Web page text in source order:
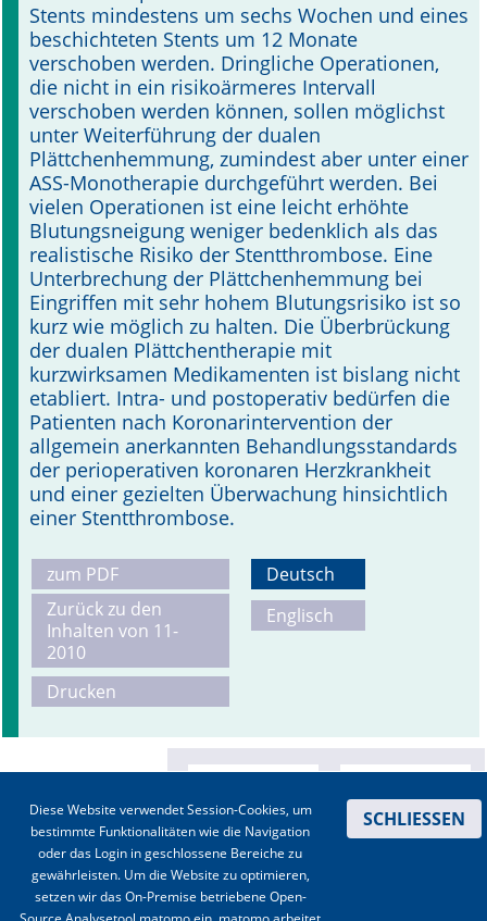
Stents mindestens um sechs Wochen und eines
beschichteten Stents um 12 Monate
verschoben werden. Dringliche Operationen,
die nicht in ein risikoärmeres Intervall
verschoben werden können, sollen möglichst
unter Weiterführung der dualen
Plättchenhemmung, zumindest aber unter einer
ASS-Monotherapie durchgeführt werden. Bei
vielen Operationen ist eine leicht erhöhte
Blutungsneigung weniger bedenklich als das
realistische Risiko der Stentthrombose. Eine
Unterbrechung der Plättchenhemmung bei
Eingriffen mit sehr hohem Blutungsrisiko ist so
kurz wie möglich zu halten. Die Überbrückung
der dualen Plättchentherapie mit
kurzwirksamen Medikamenten ist bislang nicht
etabliert. Intra- und postoperativ bedürfen die
Patienten nach Koronarintervention der
allgemein anerkannten Behandlungsstandards
der perioperativen koronaren Herzkrankheit
und einer gezielten Überwachung hinsichtlich
einer Stentthrombose.
zum PDF
Zurück zu den
Inhalten von 11-
2010
Drucken
Deutsch
Englisch
Diese Website verwendet Session-Cookies, um
bestimmte Funktionalitäten wie die Navigation
oder das Login in geschlossene Bereiche zu
gewährleisten. Um die Website zu optimieren,
setzen wir das On-Premise betriebene Open-
SCHLIESSEN